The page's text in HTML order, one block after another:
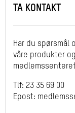
TA KONTAKT
Har du spørsmål
våre produkter
Tlf: 23 35 69 00
Epost: